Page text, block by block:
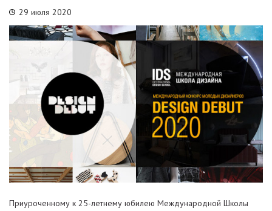
29 июля 2020
Приуроченному к 25-летнему юбилею Международной Школы